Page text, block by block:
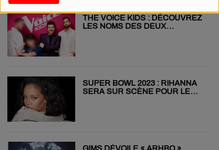
THE VOICE KIDS : DÉCOUVREZ
LES NOMS DES DEUX
SUPER BOWL 2023 : RIHANNA
SERA SUR SCÈNE POUR LE
GIMS DÉVOILE « ARHBO »,